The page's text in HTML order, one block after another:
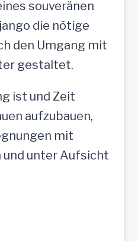
souveränen
die nötige
den Umgang mit
gestaltet.
ist und Zeit
aufzubauen,
mit
und unter Aufsicht